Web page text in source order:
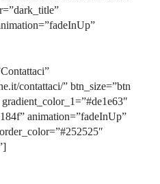
contattaci/” btn_size=”btn
animation=”fadeInUp”